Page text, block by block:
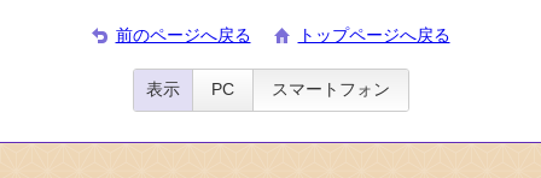
前のページへ戻る トップページへ戻る
表示 PC スマートフォン